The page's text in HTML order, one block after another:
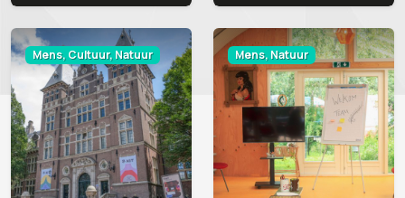
Mens, Cultuur, Natuur Mens, Natuur